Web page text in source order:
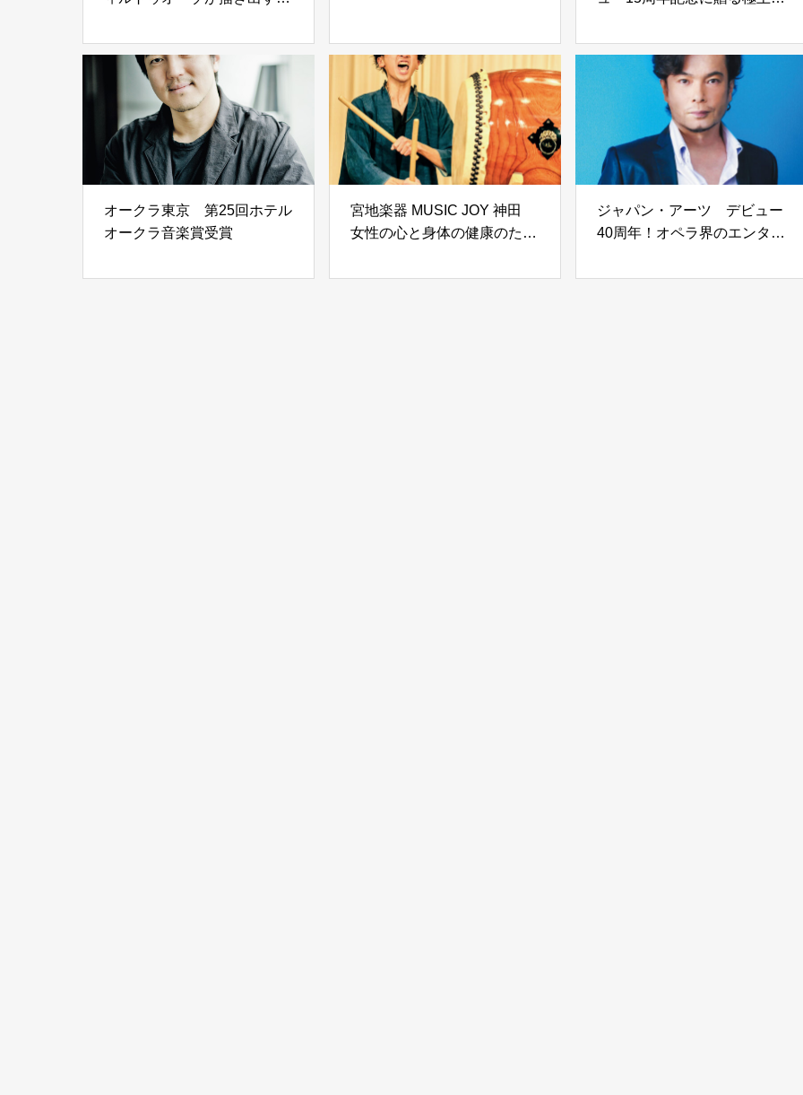
オークラ東京 第25回ホテル
オークラ音楽賞受賞
宮地楽器 MUSIC JOY 神田
女性の心と身体の健康のため
ジャパン・アーツ デビュー
40周年！オペラ界のエンター